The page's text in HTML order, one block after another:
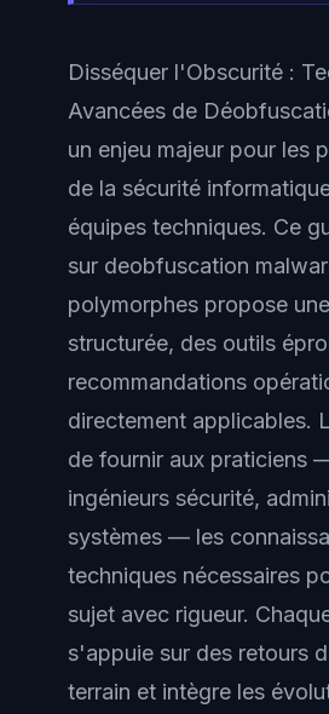
Disséquer l'Obscurité :
Avancées de
un enjeu majeur pour les
de la sécurité
équipes techniques. Ce
sur deobfuscation
polymorphes propose
structurée, des outils
recommandations
directement applicables.
de fournir aux praticiens
ingénieurs sécurité,
systèmes — les
techniques nécessaires
sujet avec rigueur.
s'appuie sur des retours
terrain et intègre les